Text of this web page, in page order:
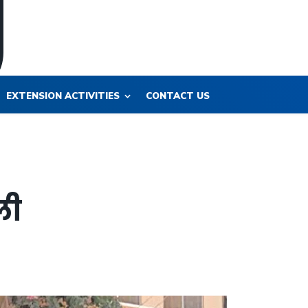
EXTENSION ACTIVITIES CONTACT US